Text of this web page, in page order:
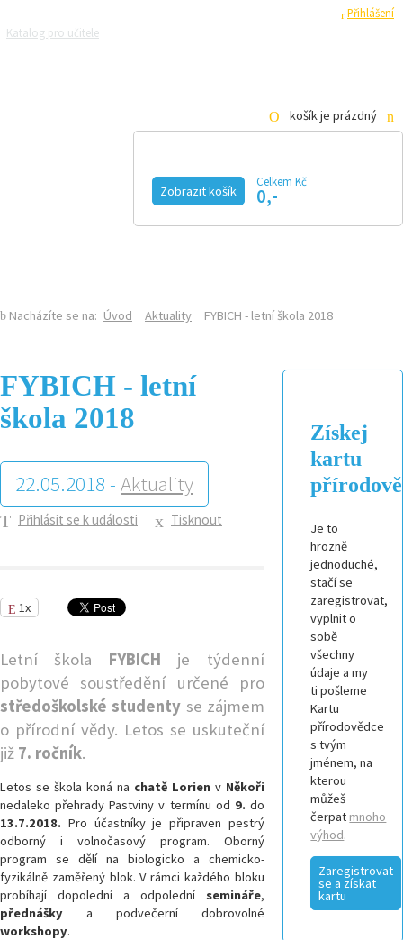
Přihlášení
Katalog pro učitele
košík je prázdný
Zobrazit košík
Celkem Kč
0,-
Nacházíte se na: Úvod Aktuality FYBICH - letní škola 2018
FYBICH - letní
škola 2018
22.05.2018 - Aktuality
Přihlásit se k události Tisknout
1x
Letní škola FYBICH je týdenní
pobytové soustředění určené pro
středoškolské studenty se zájmem
o přírodní vědy. Letos se uskuteční
již 7. ročník.
Letos se škola koná na chatě Lorienv Někoři
nedaleko přehrady Pastviny v termínu od 9.do
13.7.2018. Pro účastníky je připraven pestrý
odborný i volnočasový program. Oborný
program se dělí na biologicko a chemicko-
fyzikálně zaměřený blok. V rámci každého bloku
probíhají dopolední a odpolední semináře,
přednášky a podvečerní dobrovolné
workshopy.
Získej
kartu
Je to
hrozně
jednoduché,
stačí se
zaregistrovat,
vyplnit o
sobě
všechny
údaje a my
ti pošleme
Kartu
přírodovědce
s tvým
jménem, na
kterou
můžeš
čerpat mnoho
výhod.
Zaregistrovat
se a získat
kartu